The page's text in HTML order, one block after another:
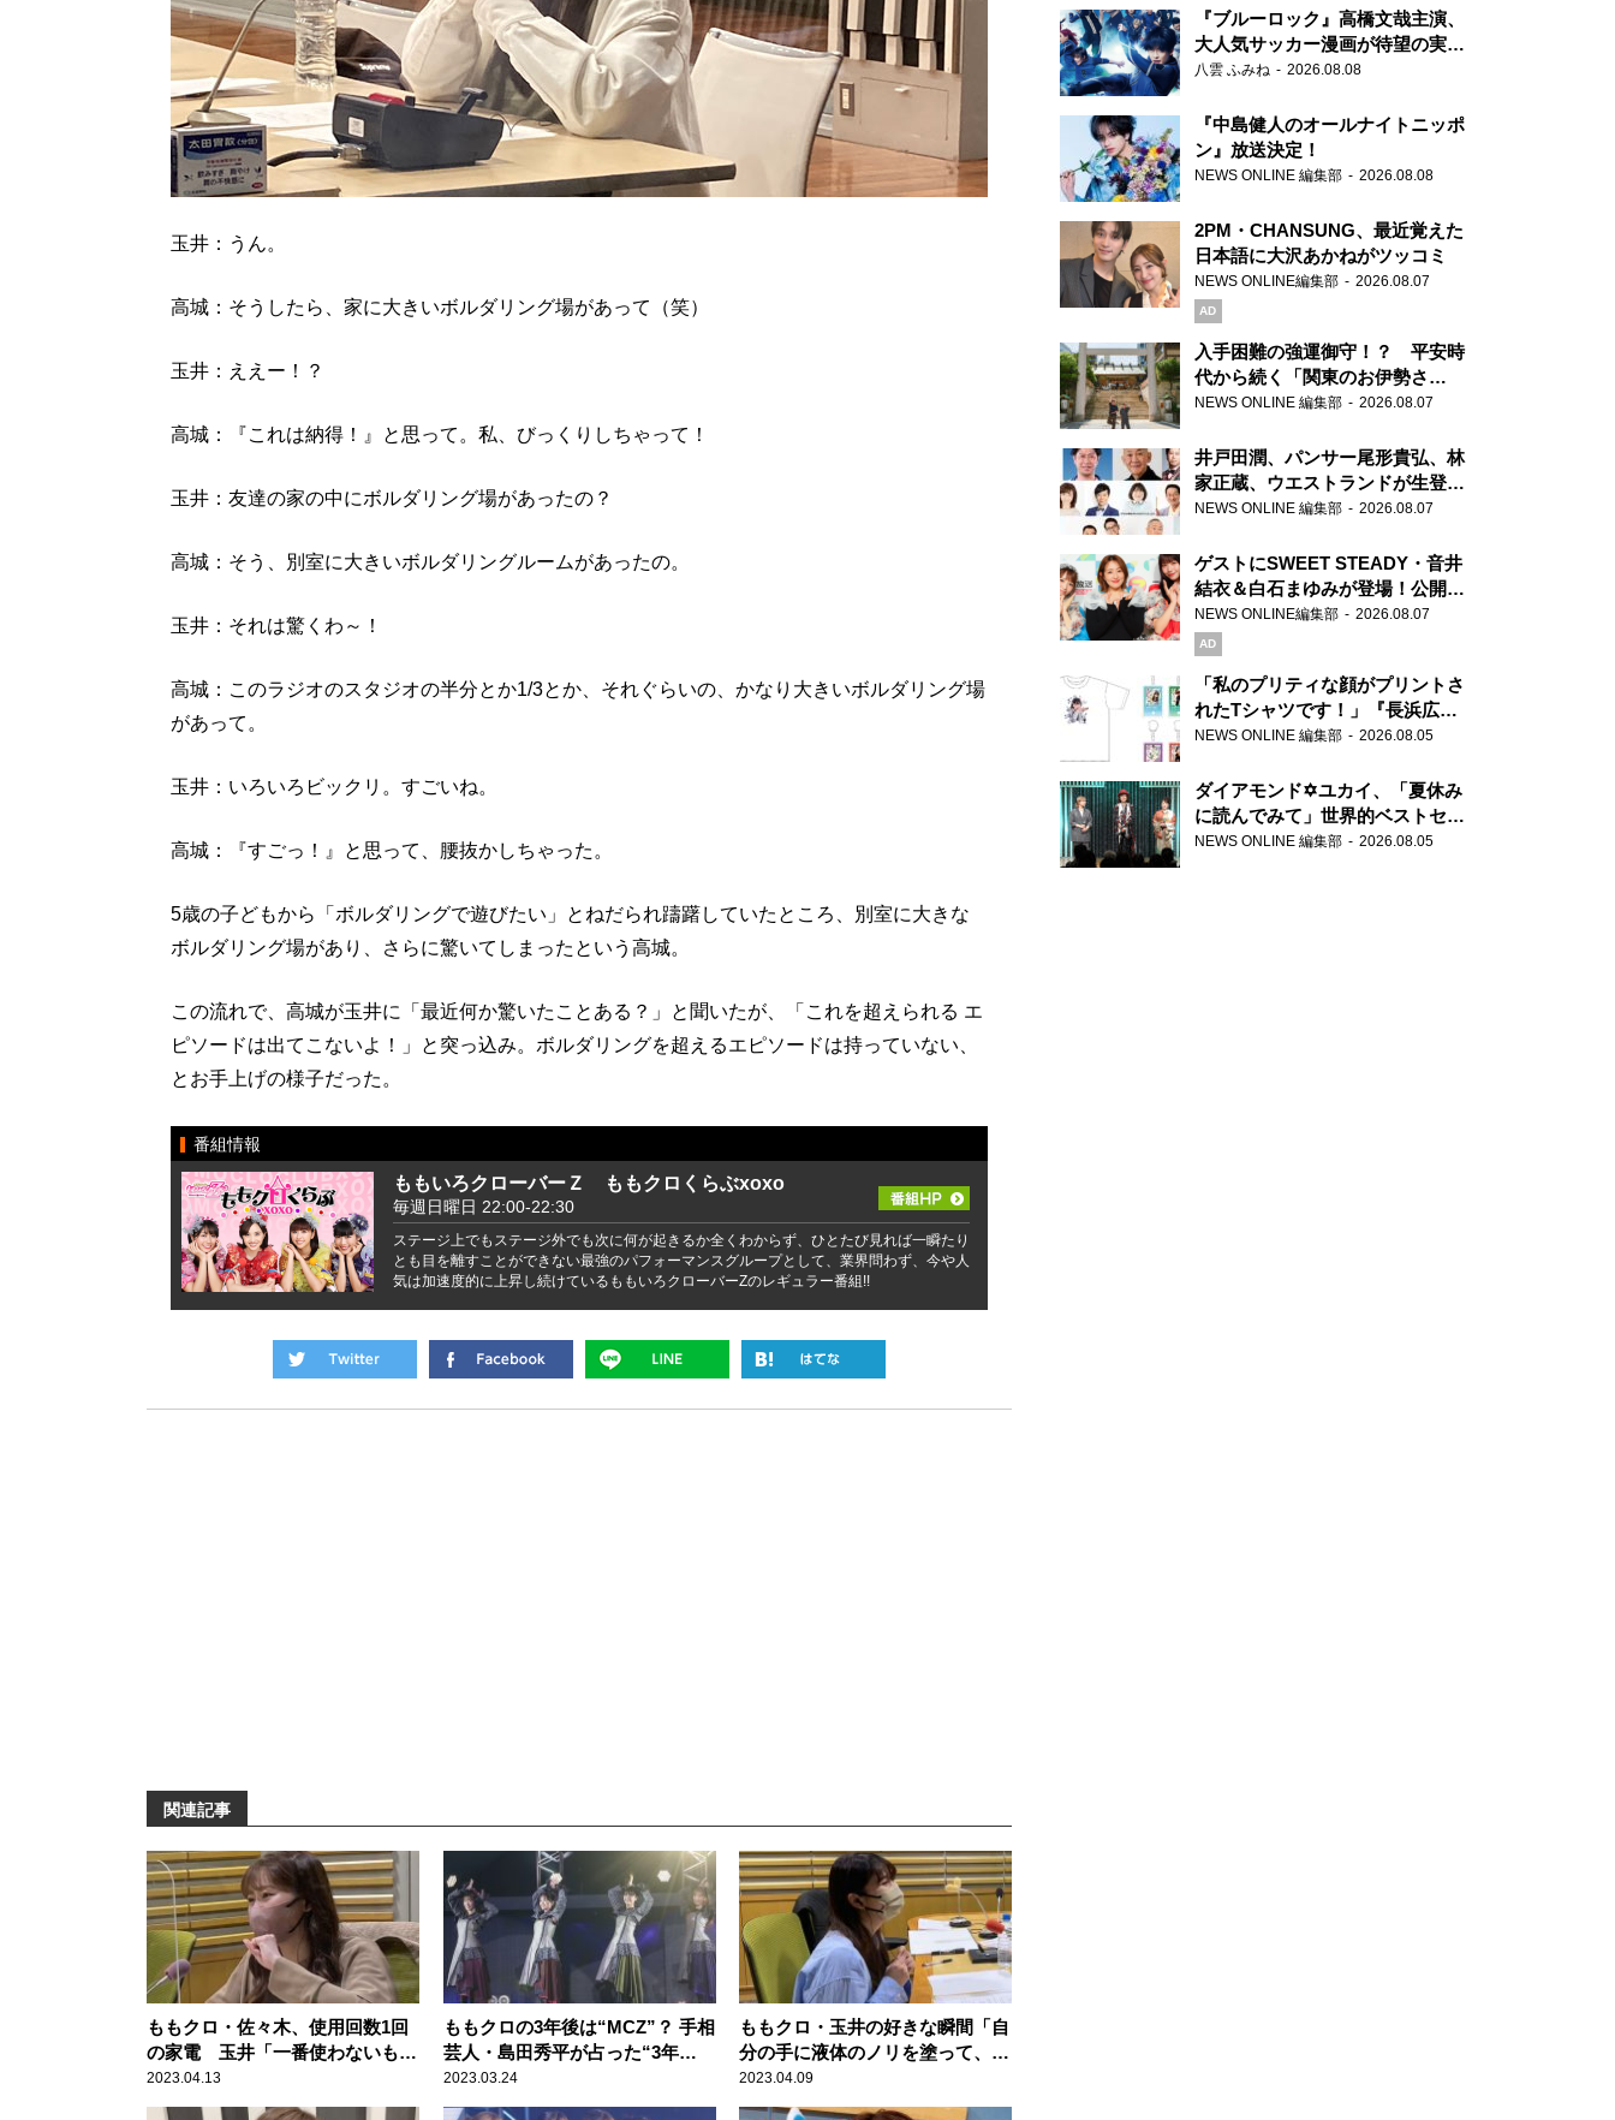
玉井：うん。
高城：そうしたら、家に大きいボルダリング場があって（笑）
玉井：ええー！？
高城：『これは納得！』と思って。私、びっくりしちゃって！
玉井：友達の家の中にボルダリング場があったの？
高城：そう、別室に大きいボルダリングルームがあったの。
玉井：それは驚くわ～！
高城：このラジオのスタジオの半分とか1/3とか、それぐらいの、かなり大きいボルダリング場
があって。
玉井：いろいろビックリ。すごいね。
高城：『すごっ！』と思って、腰抜かしちゃった。
5歳の子どもから「ボルダリングで遊びたい」とねだられ躊躇していたところ、別室に大きな
ボルダリング場があり、さらに驚いてしまったという高城。
この流れで、高城が玉井に「最近何か驚いたことある？」と聞いたが、「これを超えられる エ
ピソードは出てこないよ！」と突っ込み。ボルダリングを超えるエピソードは持っていない、
とお手上げの様子だった。
番組情報
ももいろクローバーＺ ももクロくらぶxoxo
毎週日曜日 22:00-22:30
ステージ上でもステージ外でも次に何が起きるか全くわからず、ひとたび見れば一瞬たり
とも目を離すことができない最強のパフォーマンスグループとして、業界問わず、今や人
気は加速度的に上昇し続けているももいろクローバーZのレギュラー番組!!
関連記事
ももクロ・佐々木、使用回数1回
の家電 玉井「一番使わないもの
を置く所じゃん！」
2023.04.13
ももクロの3年後は“MCZ”？ 手相
芸人・島田秀平が占った“3年
後”に驚き「改名？（笑）」
2023.03.24
ももクロ・玉井の好きな瞬間「自
分の手に液体のノリを塗って、乾
いたらペリペリ……って」
2023.04.09
『ブルーロック』高橋文哉主演、
大人気サッカー漫画が待望の実写
映画に
八雲 ふみね 2026.08.08
『中島健人のオールナイトニッポ
ン』放送決定！
NEWS ONLINE 編集部 2026.08.08
2PM・CHANSUNG、最近覚えた
日本語に大沢あかねがツッコミ
NEWS ONLINE編集部 2026.08.07
AD
入手困難の強運御守！？ 平安時
代から続く「関東のお伊勢さ
ま」、芝大神宮にてランパンプス
NEWS ONLINE 編集部 2026.08.07
井戸田潤、パンサー尾形貴弘、林
家正蔵、ウエストランドが生登
場！『ラジオビバリー昼ズ』
NEWS ONLINE 編集部 2026.08.07
ゲストにSWEET STEADY・音井
結衣＆白石まゆみが登場！公開収
録で素顔全開！
NEWS ONLINE編集部 2026.08.07
AD
「私のプリティな顔がプリントさ
れたTシャツです！」『長浜広奈
天下無双』初の番組グッズ発売
NEWS ONLINE 編集部 2026.08.05
ダイアモンド✡ユカイ、「夏休み
に読んでみて」世界的ベストセラ
ー『アナスタシア』を紹介
NEWS ONLINE 編集部 2026.08.05